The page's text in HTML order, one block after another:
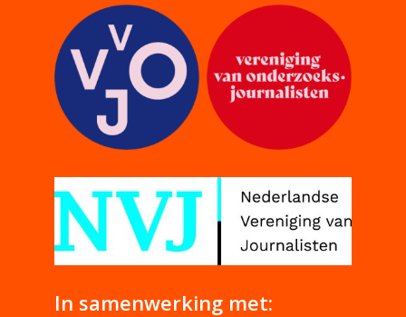
In samenwerking met: